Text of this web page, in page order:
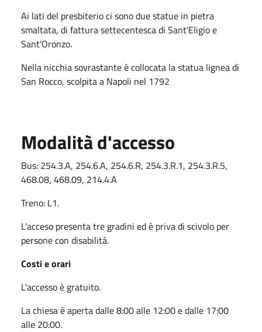
Ai lati del presbiterio ci sono due statue in pietra
smaltata, di fattura settecentesca di Sant'Eligio e
Sant'Oronzo.
Nella nicchia sovrastante è collocata la statua lignea di
San Rocco, scolpita a Napoli nel 1792
Modalità d'accesso
Bus: 254.3.A, 254.6.A, 254.6.R, 254.3.R.1, 254.3.R.5,
468.08, 468.09, 214.4.A
Treno: L1.
L'acceso presenta tre gradini ed è priva di scivolo per
persone con disabilità.
Costi e orari
L'accesso è gratuito.
La chiesa è aperta dalle 8:00 alle 12:00 e dalle 17:00
alle 20:00.